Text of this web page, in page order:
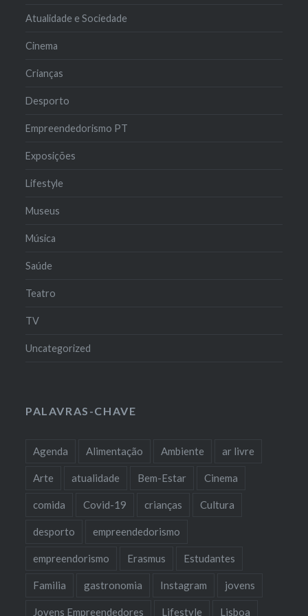
Atualidade e Sociedade
Cinema
Crianças
Desporto
Empreendedorismo PT
Exposições
Lifestyle
Museus
Música
Saúde
Teatro
TV
Uncategorized
PALAVRAS-CHAVE
Agenda Alimentação Ambiente ar livre
Arte atualidade Bem-Estar Cinema
comida Covid-19 crianças Cultura
desporto empreendedorismo
empreendorismo Erasmus Estudantes
Familia gastronomia Instagram jovens
Jovens Empreendedores Lifestyle Lisboa